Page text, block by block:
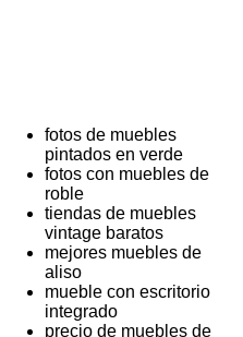
fotos de muebles
pintados en verde
fotos con muebles de
roble
tiendas de muebles
vintage baratos
mejores muebles de
aliso
mueble con escritorio
integrado
precio de muebles de